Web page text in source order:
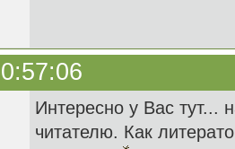
Интересно у Вас тут...
читателю. Как